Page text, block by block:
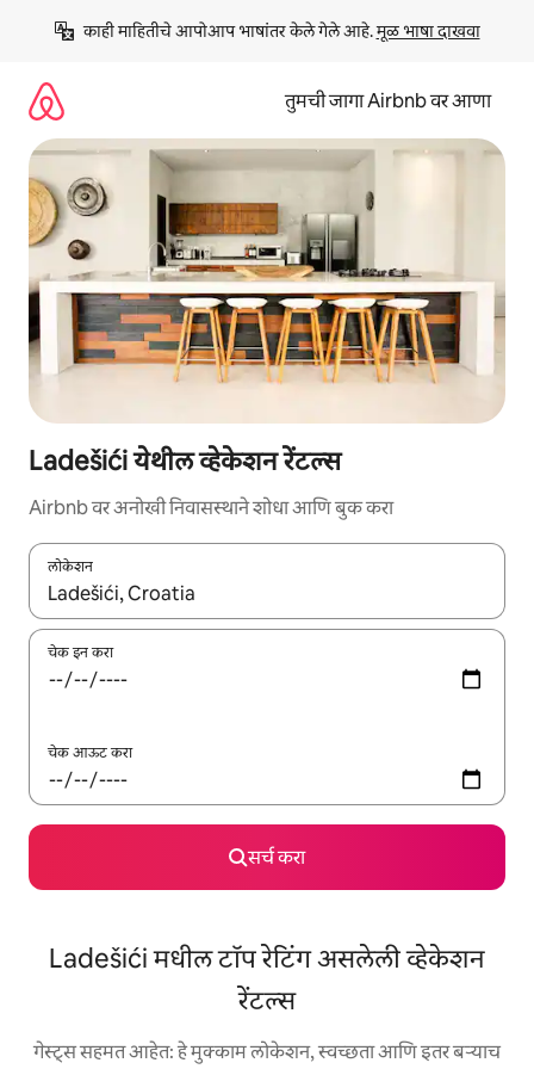
काही माहितीचे आपोआप भाषांतर केले गेले आहे. मूळ भाषा दाखवा
तुमची जागा Airbnb वर आणा
Ladešići येथील व्हेकेशन रेंटल्स
Airbnb वर अनोखी निवासस्थाने शोधा आणि बुक करा
लोकेशन
जेव्हा परिणाम उपलब्ध असतील, तेव्हा वरच्या आणि खाली बाणांच्या किजसह
चेक इन करा
चेक आऊट करा
सर्च करा
Ladešići मधील टॉप रेटिंग असलेली व्हेकेशन
रेंटल्स
गेस्ट्स सहमत आहेत: हे मुक्काम लोकेशन, स्वच्छता आणि इतर बऱ्याच